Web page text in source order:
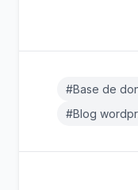
#Base de
#Blog